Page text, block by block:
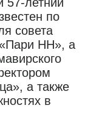
по
совета
«Пари НН», а
а также
в